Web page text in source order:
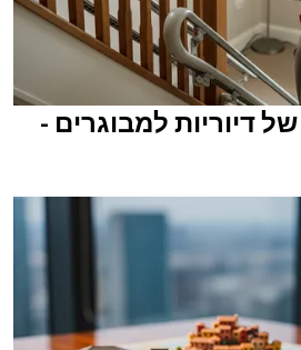
דיוריות למבוגרים -